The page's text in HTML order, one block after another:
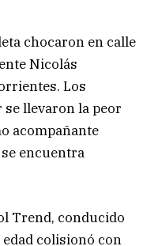
chocaron en calle
Nicolás
Los
llevaron la peor
acompañante
encuentra
Trend, conducido
colisionó con